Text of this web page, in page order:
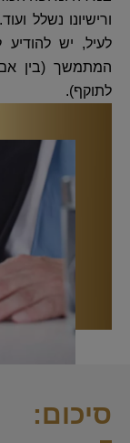
ורישיונו נשלל
לעיל, יש להודיע
המתמשך (בין
לתוקף).
סיכום: